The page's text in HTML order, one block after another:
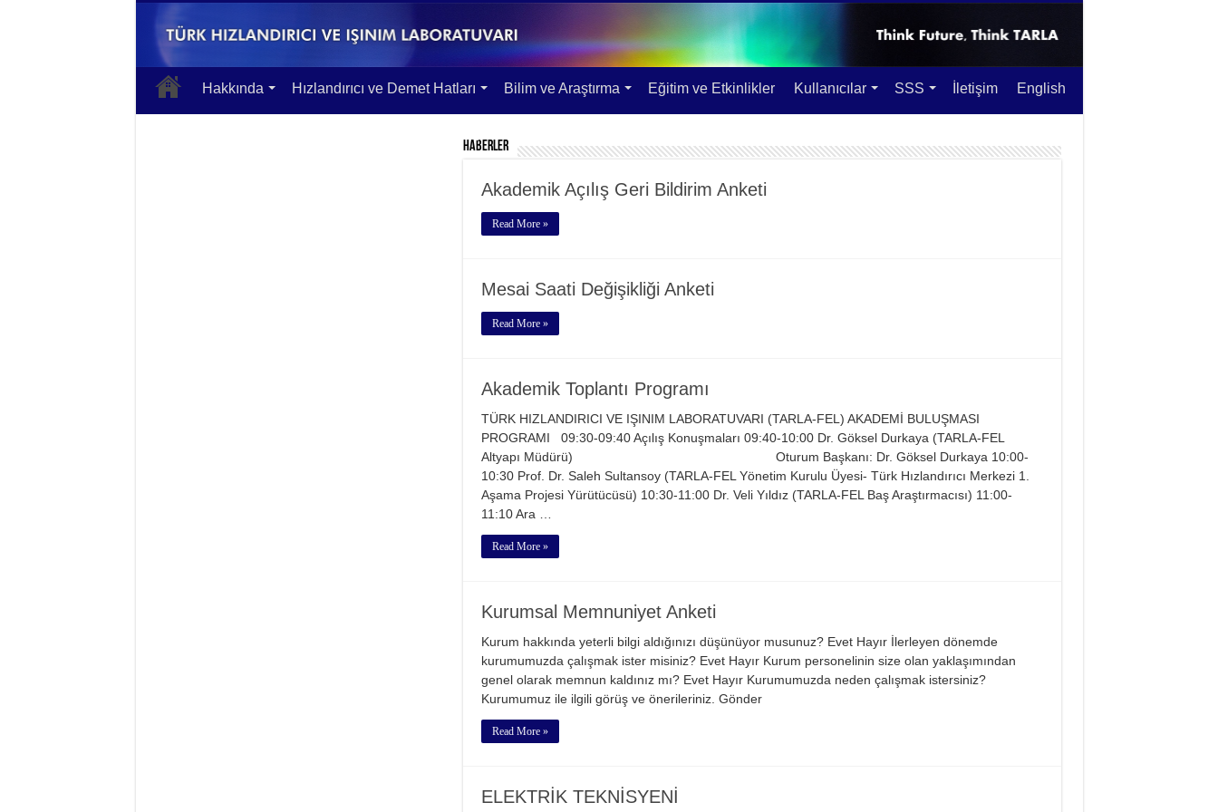
Hakkında Hızlandırıcı ve Demet Hatları Bilim ve Araştırma Eğitim ve Etkinlikler Kullanıcılar SSS İletişim English
Haberler
Akademik Açılış Geri Bildirim Anketi
Read More »
Mesai Saati Değişikliği Anketi
Read More »
Akademik Toplantı Programı
TÜRK HIZLANDIRICI VE IŞINIM LABORATUVARI (TARLA-FEL) AKADEMİ BULUŞMASI
PROGRAMI 09:30-09:40 Açılış Konuşmaları 09:40-10:00 Dr. Göksel Durkaya (TARLA-FEL
Altyapı Müdürü) Oturum Başkanı: Dr. Göksel Durkaya 10:00-
10:30 Prof. Dr. Saleh Sultansoy (TARLA-FEL Yönetim Kurulu Üyesi- Türk Hızlandırıcı Merkezi 1.
Aşama Projesi Yürütücüsü) 10:30-11:00 Dr. Veli Yıldız (TARLA-FEL Baş Araştırmacısı) 11:00-
11:10 Ara …
Read More »
Kurumsal Memnuniyet Anketi
Kurum hakkında yeterli bilgi aldığınızı düşünüyor musunuz? Evet Hayır İlerleyen dönemde
kurumumuzda çalışmak ister misiniz? Evet Hayır Kurum personelinin size olan yaklaşımından
genel olarak memnun kaldınız mı? Evet Hayır Kurumumuzda neden çalışmak istersiniz?
Kurumumuz ile ilgili görüş ve önerileriniz. Gönder
Read More »
ELEKTRİK TEKNİSYENİ